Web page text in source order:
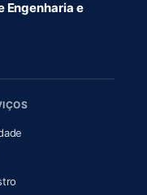
Engenharia e
em nova aba)